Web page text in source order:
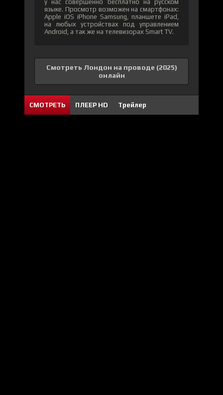
у нас совершенно бесплатно на русском
языке. Просмотр возможен на смартфонах:
Apple iOS iPhone Samsung, планшете iPad,
на любых устройствах под управлением
Android, а так же на телевизорах Smart TV.
Смотреть Лондон на проводе (2025)
онлайн
СМОТРЕТЬ ПЛЕЕР HD Трейлер